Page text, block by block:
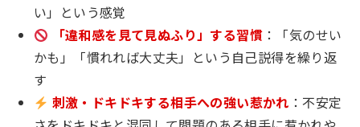
い」という感覚
「違和感を見て見ぬふり」する習慣：「気のせい
かも」「慣れれば大丈夫」という自己説得を繰り返
す
刺激・ドキドキする相手への強い惹かれ ：不安定